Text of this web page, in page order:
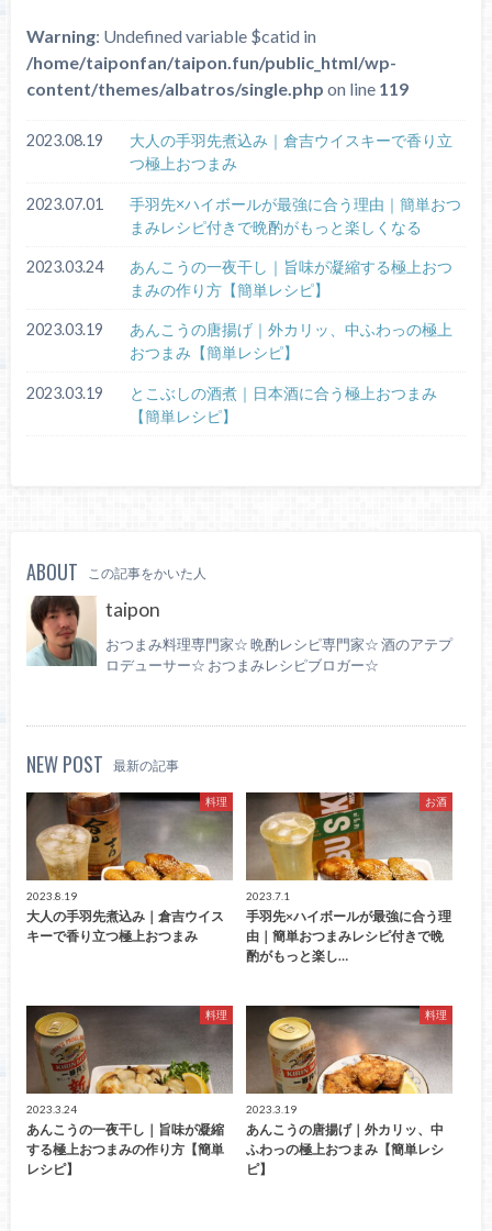
Warning: Undefined variable $catid in
/home/taiponfan/taipon.fun/public_html/wp-
content/themes/albatros/single.php on line 119
2023.08.19
大人の手羽先煮込み｜倉吉ウイスキーで香り立
つ極上おつまみ
2023.07.01
手羽先×ハイボールが最強に合う理由｜簡単おつ
まみレシピ付きで晩酌がもっと楽しくなる
2023.03.24
あんこうの一夜干し｜旨味が凝縮する極上おつ
まみの作り方【簡単レシピ】
2023.03.19
あんこうの唐揚げ｜外カリッ、中ふわっの極上
おつまみ【簡単レシピ】
2023.03.19
とこぶしの酒煮｜日本酒に合う極上おつまみ
【簡単レシピ】
ABOUT この記事をかいた人
taipon
おつまみ料理専門家☆ 晩酌レシピ専門家☆ 酒のアテプ
ロデューサー☆ おつまみレシピブロガー☆
NEW POST 最新の記事
料理
2023.8.19
大人の手羽先煮込み｜倉吉ウイス
キーで香り立つ極上おつまみ
お酒
2023.7.1
手羽先×ハイボールが最強に合う理
由｜簡単おつまみレシピ付きで晩
酌がもっと楽し…
料理
2023.3.24
あんこうの一夜干し｜旨味が凝縮
する極上おつまみの作り方【簡単
レシピ】
料理
2023.3.19
あんこうの唐揚げ｜外カリッ、中
ふわっの極上おつまみ【簡単レシ
ピ】